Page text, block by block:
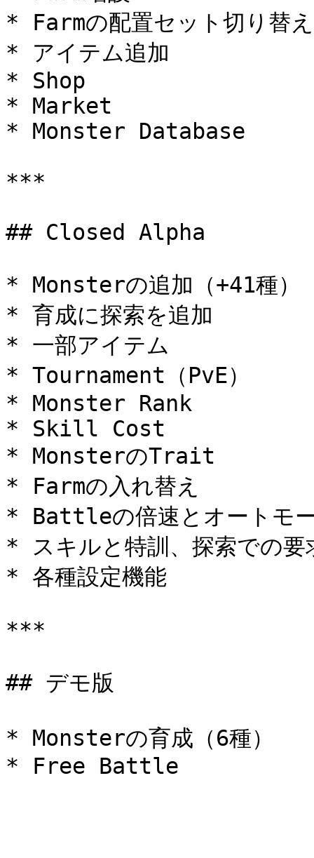
* Farmの配置セット切り替え
* アイテム追加
* Shop
* Market
* Monster Database
***
## Closed Alpha
* Monsterの追加（+41種）
* 育成に探索を追加
* 一部アイテム
* Tournament（PvE）
* Monster Rank
* Skill Cost
* MonsterのTrait
* Farmの入れ替え
* Battleの倍速とオートモ
* スキルと特訓、探索での要
* 各種設定機能
***
## デモ版
* Monsterの育成（6種）